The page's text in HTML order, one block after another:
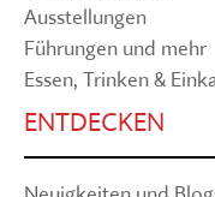
Ausstellungen
Führungen und mehr
Essen, Trinken &
ENTDECKEN